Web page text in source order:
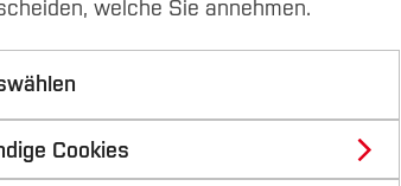
Bildbühne Dateilink
Inhalts-Slider
OpenGraph-Image
welche Sie annehmen.
Cookies